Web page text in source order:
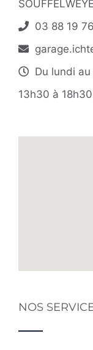
03 88 19
Du lundi
13h30 à
NOS